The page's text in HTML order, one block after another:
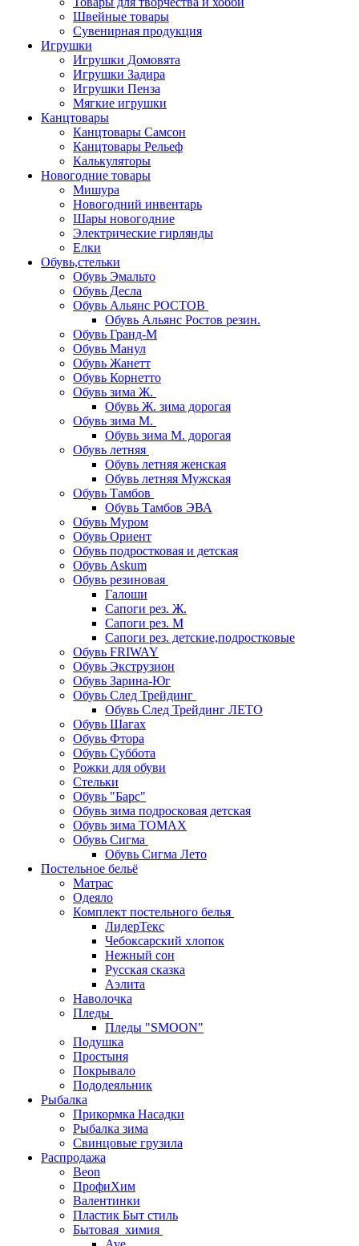
Швейные товары
Сувенирная продукция
Игрушки
Игрушки Домовята
Игрушки Задира
Игрушки Пенза
Мягкие игрушки
Канцтовары
Канцтовары Самсон
Канцтовары Рельеф
Калькуляторы
Новогодние товары
Мишура
Новогодний инвентарь
Шары новогодние
Электрические гирлянды
Елки
Обувь,стельки
Обувь Эмальто
Обувь Десла
Обувь Альянс РОСТОВ
Обувь Альянс Ростов резин.
Обувь Гранд-М
Обувь Манул
Обувь Жанетт
Обувь Корнетто
Обувь зима Ж.
Обувь Ж. зима дорогая
Обувь зима М.
Обувь зима М. дорогая
Обувь летняя
Обувь летняя женская
Обувь летняя Мужская
Обувь Тамбов
Обувь Тамбов ЭВА
Обувь Муром
Обувь Ориент
Обувь подростковая и детская
Обувь Askum
Обувь резиновая
Галоши
Сапоги рез. Ж.
Сапоги рез. М
Сапоги рез. детские,подростковые
Обувь FRIWAY
Обувь Экструзион
Обувь Зарина-Юг
Обувь След Трейдинг
Обувь След Трейдинг ЛЕТО
Обувь Шагах
Обувь Фтора
Обувь Суббота
Рожки для обуви
Стельки
Обувь "Барс"
Обувь зима подросковая детская
Обувь зима ТОМАХ
Обувь Сигма
Обувь Сигма Лето
Постельное бельё
Матрас
Одеяло
Комплект постельного белья
ЛидерТекс
Чебоксарский хлопок
Нежный сон
Русская сказка
Аэлита
Наволочка
Пледы
Пледы "SMOON"
Подушка
Простыня
Покрывало
Пододеяльник
Рыбалка
Прикормка Насадки
Рыбалка зима
Свинцовые грузила
Распродажа
Beon
ПрофиХим
Валентинки
Пластик Быт стиль
Бытовая_химия